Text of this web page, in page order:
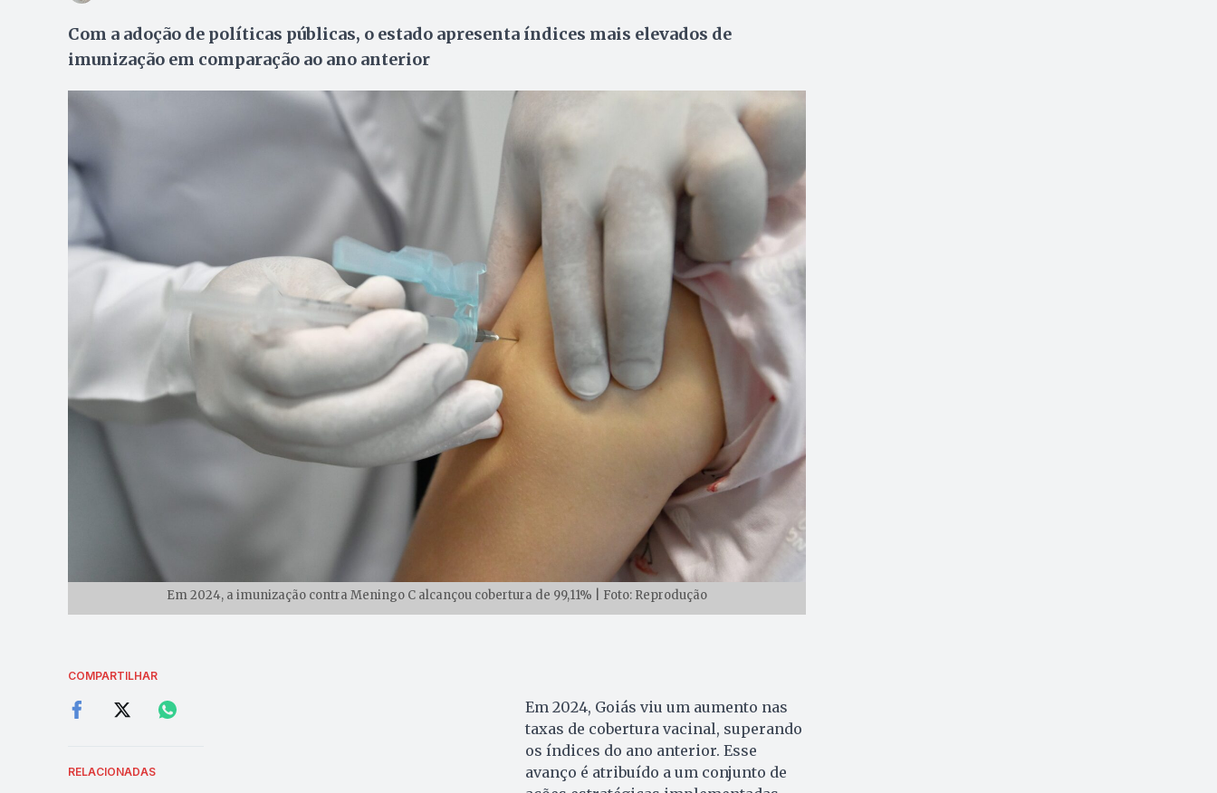
Com a adoção de políticas públicas, o estado apresenta índices mais elevados de
imunização em comparação ao ano anterior
Em 2024, a imunização contra Meningo C alcançou cobertura de 99,11% | Foto: Reprodução
COMPARTILHAR
RELACIONADAS
Em 2024, Goiás viu um aumento nas
taxas de cobertura vacinal, superando
os índices do ano anterior. Esse
avanço é atribuído a um conjunto de